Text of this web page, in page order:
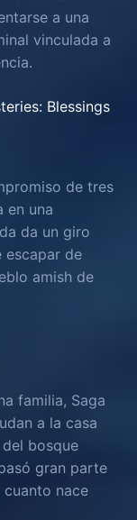
a una
vinculada a
Blessings
de tres
en una
da un giro
escapar de
amish de
familia, Saga
a la casa
bosque
gran parte
cuanto nace